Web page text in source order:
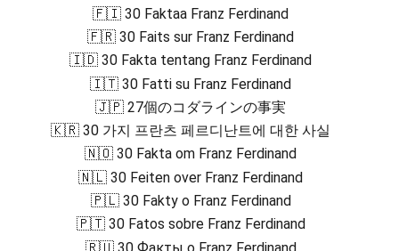
🇫🇮 30 Faktaa Franz Ferdinand
🇫🇷 30 Faits sur Franz Ferdinand
🇮🇩 30 Fakta tentang Franz Ferdinand
🇮🇹 30 Fatti su Franz Ferdinand
🇯🇵 27個のコダラインの事実
🇰🇷 30 가지 프란츠 페르디난트에 대한 사실
🇳🇴 30 Fakta om Franz Ferdinand
🇳🇱 30 Feiten over Franz Ferdinand
🇵🇱 30 Fakty o Franz Ferdinand
🇵🇹 30 Fatos sobre Franz Ferdinand
🇷🇺 30 Факты о Franz Ferdinand